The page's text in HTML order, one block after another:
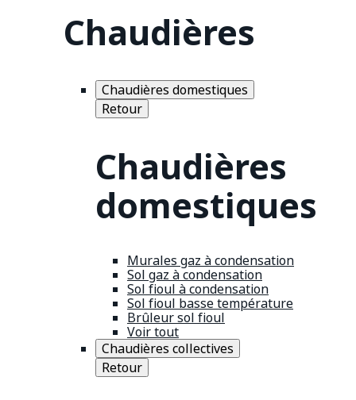
Chaudières
Chaudières domestiques
Retour
Chaudières
domestiques
Murales gaz à condensation
Sol gaz à condensation
Sol fioul à condensation
Sol fioul basse température
Brûleur sol fioul
Voir tout
Chaudières collectives
Retour